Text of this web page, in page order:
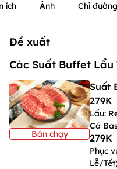
ích Ảnh Chỉ đường
Đề xuất
Các Suất Buffet Lẩu
Bán chạy
Suất
279K
Lẩu:
Cá
279K
Phục
Lễ/
/1